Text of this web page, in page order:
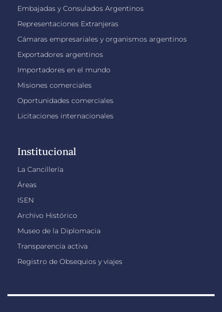
Embajadas y Consulados Argentinos
Representaciones Extranjeras
Cámaras empresariales y organismos argentinos
Exportadores argentinos
Importadores en el mundo
Misiones comerciales
Oportunidades comerciales
Licitaciones internacionales
Institucional
La Cancillería
Áreas
ISEN
Archivo Histórico
Museo de la Diplomacia
Transparencia activa
Registro de Obsequios y viajes